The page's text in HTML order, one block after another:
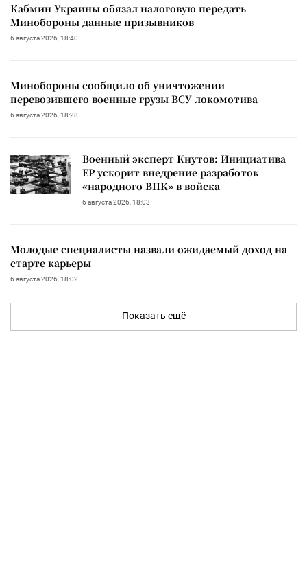
Кабмин Украины обязал налоговую передать
Минобороны данные призывников
6 августа 2026, 18:40
Минобороны сообщило об уничтожении
перевозившего военные грузы ВСУ локомотива
6 августа 2026, 18:28
Военный эксперт Кнутов: Инициатива
ЕР ускорит внедрение разработок
«народного ВПК» в войска
6 августа 2026, 18:03
Молодые специалисты назвали ожидаемый доход на
старте карьеры
6 августа 2026, 18:02
Показать ещё